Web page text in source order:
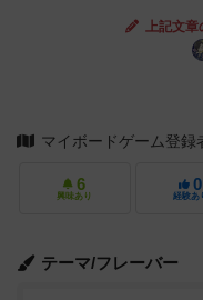
上記文章
マイボードゲーム登録
6
興味あり
0
経験あ
テーマ/フレーバー